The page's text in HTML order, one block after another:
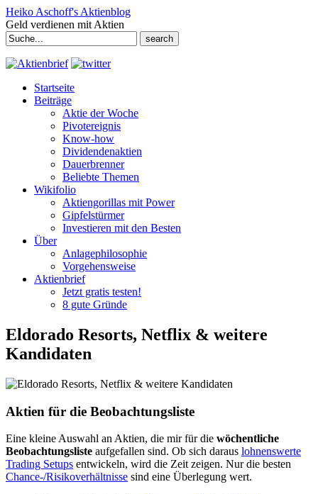
Heiko Aschoff's Aktienblog
Geld verdienen mit Aktien
Search
for:
Startseite
Beiträge
Aktie der Woche
Pivotereignis
Know-how
Dividendenaktien
Dauerbrenner
Beliebte Themen
Wikifolio
Aktiengorillas mit Power
Gipfelstürmer
Investieren mit den Besten
Über
Anlagephilosophie
Vorgehensweise
Aktienbrief
Jetzt gratis testen!
8 gute Gründe
Eldorado Resorts, Netflix & weitere
Kandidaten
Aktien für die Beobachtungsliste
Eine kleine Auswahl an Aktien, die mir für die wöchentliche
Beobachtungsliste aufgefallen sind. Ob sich daraus lohnenswerte
Trading Setups entwickeln, wird die Zeit zeigen. Nur die besten
Chance-/Risikoverhältnisse sind eine Überlegung wert.